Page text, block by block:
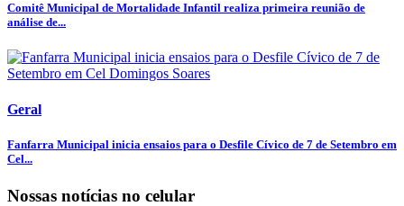
Comitê Municipal de Mortalidade Infantil realiza primeira reunião de
análise de...
Geral
Fanfarra Municipal inicia ensaios para o Desfile Cívico de 7 de Setembro em
Cel...
Nossas notícias no celular